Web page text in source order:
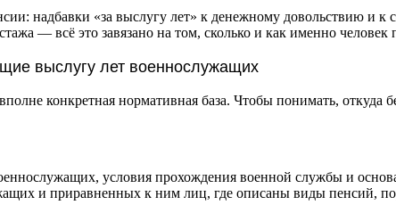
надбавки «за выслугу лет» к денежному довольствию и
— всё это завязано на том, сколько и как именно человек
выслугу лет военнослужащих
конкретная нормативная база. Чтобы понимать, откуда
условия прохождения военной службы и
и приравненных к ним лиц, где описаны виды пенсий,